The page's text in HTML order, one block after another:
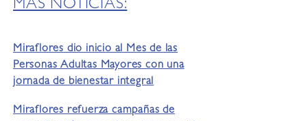
MÁS NOTICIAS:
Miraflores dio inicio al Mes de las
Personas Adultas Mayores con una
jornada de bienestar integral
Miraflores refuerza campañas de